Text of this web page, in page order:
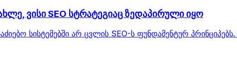
ვისი SEO სტრატეგიაც ზედაპირული იყო
სისტემებში არ ცვლის SEO-ს ფუნდამენტურ